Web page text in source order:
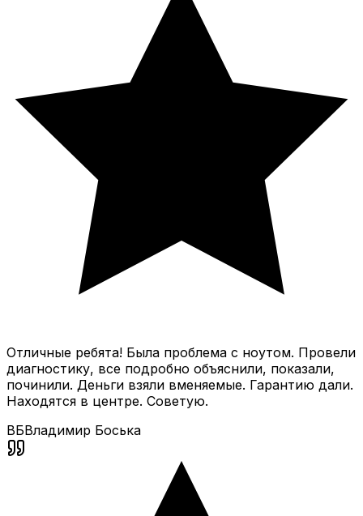
Отличные ребята! Была проблема с ноутом. Провели
диагностику, все подробно объяснили, показали,
починили. Деньги взяли вменяемые. Гарантию дали.
Находятся в центре. Советую.
ВБВладимир Боська